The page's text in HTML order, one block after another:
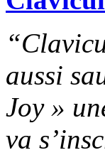
aussi
Joy »
va